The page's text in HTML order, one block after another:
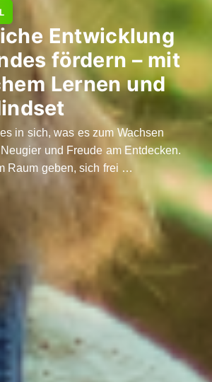
Entwicklung
fördern – mit
Lernen und
in sich, was es zum Wachsen
und Freude am Entdecken.
Raum geben, sich frei …